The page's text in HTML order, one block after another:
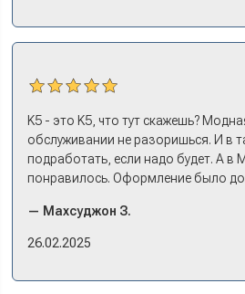
Но тогда еще ищи салон, где
Москве без машины работать?
Моторс: много подержанных
трейд-ин быстрый. Камри пригнал,
выбрали, оформили все, кредит,
все про все несколько дней: зайти
оформляться, забрать машину на
K5 - это K5, что тут скажешь?
обслуживании не разоришься. И в
подработать, если надо будет. А
понравилось. Оформление было
в документах порядок. И кредит
еще ОСАГО и КАСКО оформили. Зато
— Махсуджон З.
26.02.2025